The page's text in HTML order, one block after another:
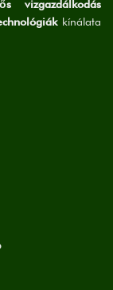
vizgazdálkodás
kínálata